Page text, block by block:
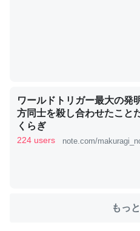
ウチもEchoを実家に置いて
位置情報を共有してる。電池
これ見て生きてるなって分か
─たまにLINEするくらいだった遠
コミュニケーションが劇的に変化
ワールドトリガー最大の発
方同士を殺し合わせたこと
くらぎ
224 users note.com/
もっ